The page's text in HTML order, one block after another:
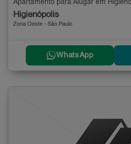
Higienópolis
Zona Oeste - São Paulo
WhatsApp